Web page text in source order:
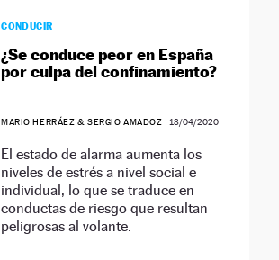
CONDUCIR
¿Se conduce peor en España
por culpa del confinamiento?
MARIO HERRÁEZ & SERGIO AMADOZ | 18/04/2020
El estado de alarma aumenta los
niveles de estrés a nivel social e
individual, lo que se traduce en
conductas de riesgo que resultan
peligrosas al volante.